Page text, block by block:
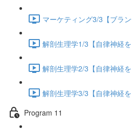
マーケティング3/3【ブラ
解剖生理学1/3【自律神経
解剖生理学2/3【自律神経
解剖生理学3/3【自律神経
Program 11